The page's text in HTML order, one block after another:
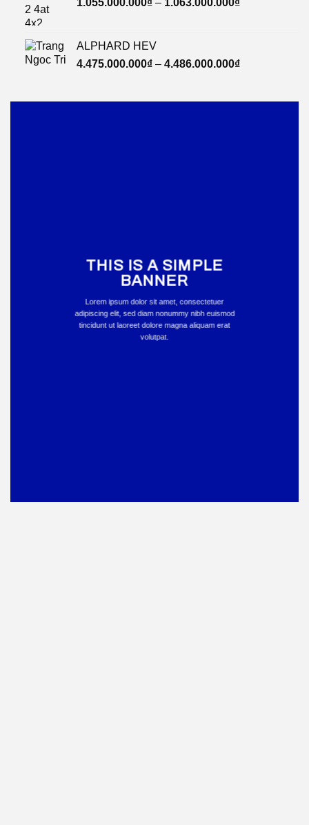
ALPHARD HEV
4.475.000.000₫– 4.486.000.000₫
THIS IS A SIMPLE
BANNER
Lorem ipsum dolor sit amet, consectetuer
adipiscing elit, sed diam nonummy nibh euismod
tincidunt ut laoreet dolore magna aliquam erat
volutpat.